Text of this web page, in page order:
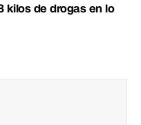
kilos de drogas en lo